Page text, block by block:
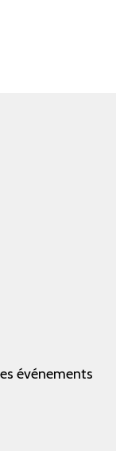
événements